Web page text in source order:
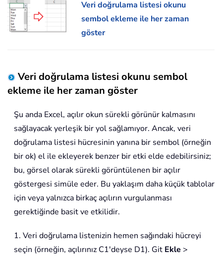
Veri doğrulama listesi okunu
sembol ekleme ile her zaman
göster
Veri doğrulama listesi okunu sembol
ekleme ile her zaman göster
Şu anda Excel, açılır okun sürekli görünür kalmasını
sağlayacak yerleşik bir yol sağlamıyor. Ancak, veri
doğrulama listesi hücresinin yanına bir sembol (örneğin
bir ok) el ile ekleyerek benzer bir etki elde edebilirsiniz;
bu, görsel olarak sürekli görüntülenen bir açılır
göstergesi simüle eder. Bu yaklaşım daha küçük tablolar
için veya yalnızca birkaç açılırın vurgulanması
gerektiğinde basit ve etkilidir.
1. Veri doğrulama listenizin hemen sağındaki hücreyi
seçin (örneğin, açılırınız C1'deyse D1). Git Ekle >